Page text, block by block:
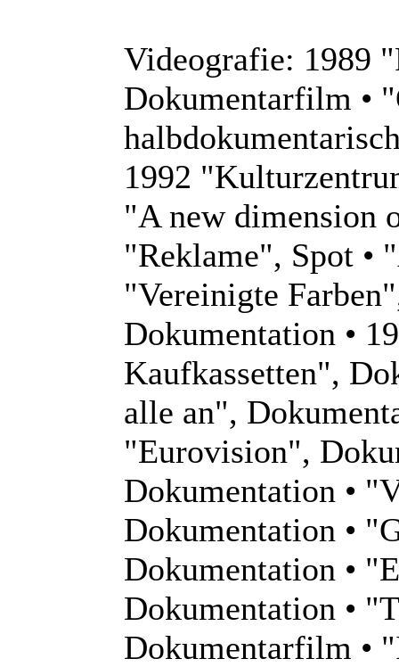
Videografie: 1989
Dokumentarfilm •
1992
"A new dimension
"Reklame", Spot •
"Vereinigte
Dokumentation •
Kaufkassetten",
alle an",
"Eurovision",
Dokumentation •
Dokumentation •
Dokumentation •
Dokumentation •
Dokumentarfilm •